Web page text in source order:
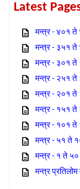
Latest
मन्त्र - ४०१ ते
मन्त्र - ३५१ ते
मन्त्र - ३०१ ते
मन्त्र - २५१ ते
मन्त्र - २०१ ते
मन्त्र - १५१ ते
मन्त्र - १०१ ते
मन्त्र - ५१ ते
मन्त्र - १ ते ५०
मन्त्र प्रतिलोम